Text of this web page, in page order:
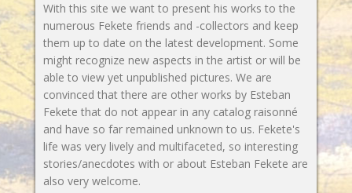
With this site we want to present his works to the
numerous Fekete friends and -collectors and keep
them up to date on the latest development. Some
might recognize new aspects in the artist or will be
able to view yet unpublished pictures. We are
convinced that there are other works by Esteban
Fekete that do not appear in any catalog raisonné
and have so far remained unknown to us. Fekete's
life was very lively and multifaceted, so interesting
stories/anecdotes with or about Esteban Fekete are
also very welcome.